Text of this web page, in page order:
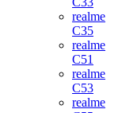
realme
C35
realme
C51
realme
C53
realme